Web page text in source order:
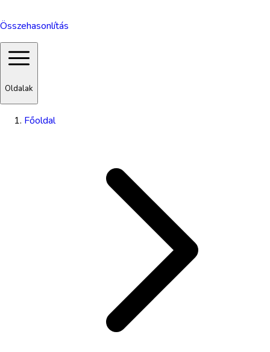
Összehasonlítás
Oldalak
Főoldal